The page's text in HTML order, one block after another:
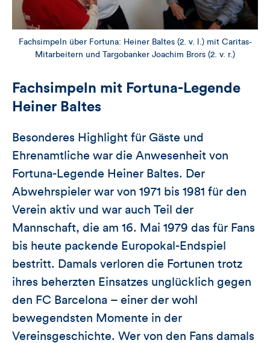
Fachsimpeln über Fortuna: Heiner Baltes (2. v. l.) mit Caritas-
Mitarbeitern und Targobanker Joachim Brors (2. v. r.)
Fachsimpeln mit Fortuna-Legende
Heiner Baltes
Besonderes Highlight für Gäste und
Ehrenamtliche war die Anwesenheit von
Fortuna-Legende Heiner Baltes. Der
Abwehrspieler war von 1971 bis 1981 für den
Verein aktiv und war auch Teil der
Mannschaft, die am 16. Mai 1979 das für Fans
bis heute packende Europokal-Endspiel
bestritt. Damals verloren die Fortunen trotz
ihres beherzten Einsatzes unglücklich gegen
den FC Barcelona – einer der wohl
bewegendsten Momente in der
Vereinsgeschichte. Wer von den Fans damals